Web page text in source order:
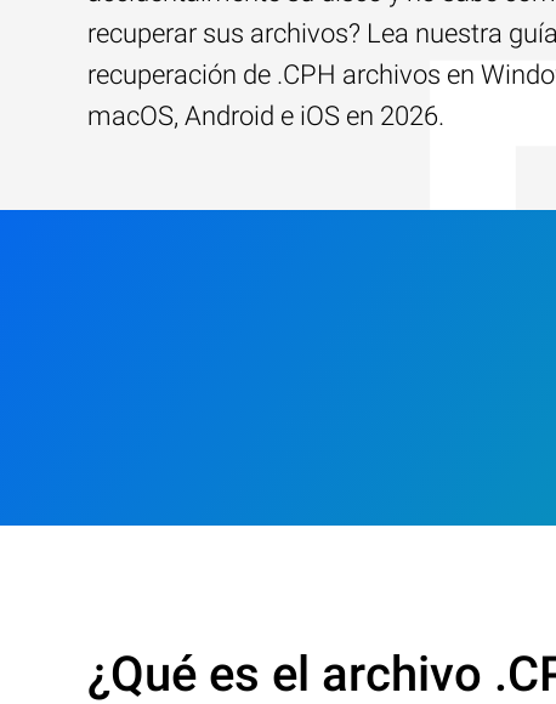
recuperar sus archivos? Lea nuestra
recuperación de .CPH archivos en
macOS, Android e iOS en 2026.
¿Qué es el archivo